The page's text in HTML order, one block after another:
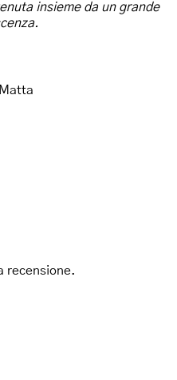
insieme da un grande
recensione.